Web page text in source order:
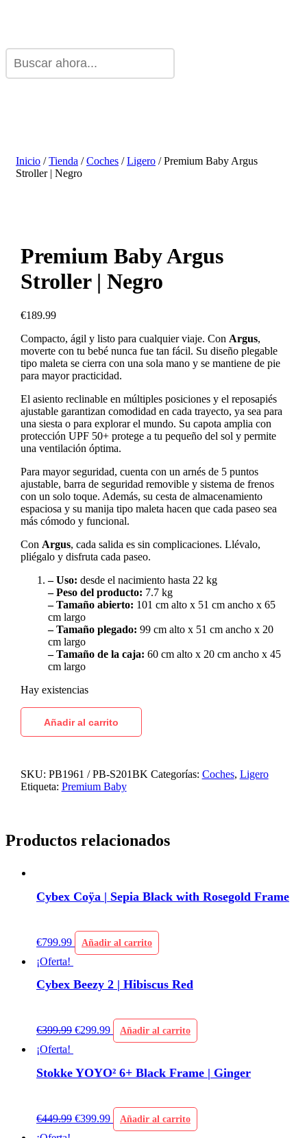
Inicio /Tienda /Coches /Ligero / Premium Baby Argus
Stroller | Negro
Premium Baby Argus
Stroller | Negro
€189.99
Compacto, ágil y listo para cualquier viaje. Con Argus,
moverte con tu bebé nunca fue tan fácil. Su diseño plegable
tipo maleta se cierra con una sola mano y se mantiene de pie
para mayor practicidad.
El asiento reclinable en múltiples posiciones y el reposapiés
ajustable garantizan comodidad en cada trayecto, ya sea para
una siesta o para explorar el mundo. Su capota amplia con
protección UPF 50+ protege a tu pequeño del sol y permite
una ventilación óptima.
Para mayor seguridad, cuenta con un arnés de 5 puntos
ajustable, barra de seguridad removible y sistema de frenos
con un solo toque. Además, su cesta de almacenamiento
espaciosa y su manija tipo maleta hacen que cada paseo sea
más cómodo y funcional.
Con Argus, cada salida es sin complicaciones. Llévalo,
pliégalo y disfruta cada paseo.
– Uso: desde el nacimiento hasta 22 kg
– Peso del producto: 7.7 kg
– Tamaño abierto: 101 cm alto x 51 cm ancho x 65
cm largo
– Tamaño plegado: 99 cm alto x 51 cm ancho x 20
cm largo
– Tamaño de la caja: 60 cm alto x 20 cm ancho x 45
cm largo
Hay existencias
Añadir al carrito
SKU: PB1961 / PB-S201BK Categorías: Coches, Ligero
Etiqueta: Premium Baby
Productos relacionados
Cybex Coÿa | Sepia Black with Rosegold Frame
€799.99 Añadir al carrito
¡Oferta!
Cybex Beezy 2 | Hibiscus Red
€399.99 €299.99 Añadir al carrito
¡Oferta!
Stokke YOYO² 6+ Black Frame | Ginger
€449.99 €399.99 Añadir al carrito